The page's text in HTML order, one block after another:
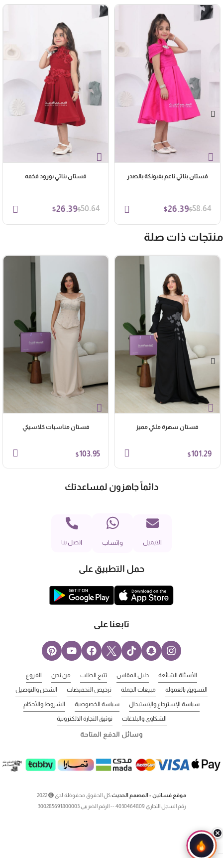
فستان بناتي ناعم بفيونكة بالصدر
$58.64
$26.39
فستان بناتي بورود فخمه
$50.64
$26.39
ذات صلة
فستان سهرة ملكي مميز
$101.29
فستان مناسبات كلاسيكي
$103.95
دائماً جاهزون لمساعدتك
الايميل واتساب اتصل بنا
حمل التطبيق على
تابعنا على
الأسئلة الشائعة دليل المقاس تتبع الطلب من نحن الفروع
التسويق بالعموله مبيعات الجملة ترخيص التخفيضات الشحن والتوصيل
سياسة الإسترجاع والإستبدال سياسة الخصوصية الشروط والأحكام
الشكاوي والبلاغات توثيق التجارة الالكترونية
وسائل الدفع المتاحة
موقع فساتين - المصمم الحديثكل الحقوق محفوظة لدى
2022
رقم السجل التجاري 4030464809 -- الرقم الضريبي 300285691800003